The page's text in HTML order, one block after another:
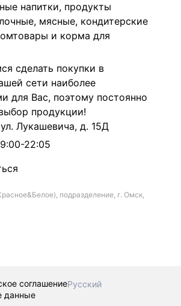
напитки, продукты
мясные, кондитерские
и корма для
сделать покупки в
сети наиболее
для Вас, поэтому постоянно
продукции!
Лукашевича, д. 15Д
22:05
подразделение, г. Омск,
соглашениеРусский
данные